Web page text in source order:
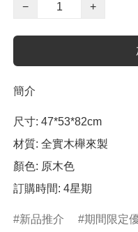
−
+
簡介
尺寸: 47*53*82cm
材質: 全實木櫸來製
顏色: 原木色
訂購時間: 4星期
新品推介 期間限定